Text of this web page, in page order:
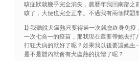
咳症狀就幾乎完全消失，農曆年我回南部之
咳了，大便也完全正常。不過我有兩個問題
1) 我聽說犬瘟熱只要得過一次就會終身免疫
一次七合一的疫苗，那我現在還要帶她去打
打狂犬病的就好了呢？如果我以後要讓她生
是不是體內就會有犬瘟熱的抗體了呢？